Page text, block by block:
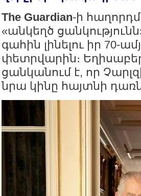
The Guardian-ի
«անկեղծ
գահին լինելու իր 70-
փետրվարին։
ցանկանում է, որ
նրա կինը հայտնի